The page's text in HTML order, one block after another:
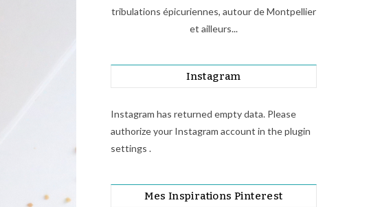
tribulations épicuriennes, autour de Montpellier
et ailleurs...
Instagram
Instagram has returned empty data. Please
authorize your Instagram account in theplugin
settings .
Mes Inspirations Pinterest